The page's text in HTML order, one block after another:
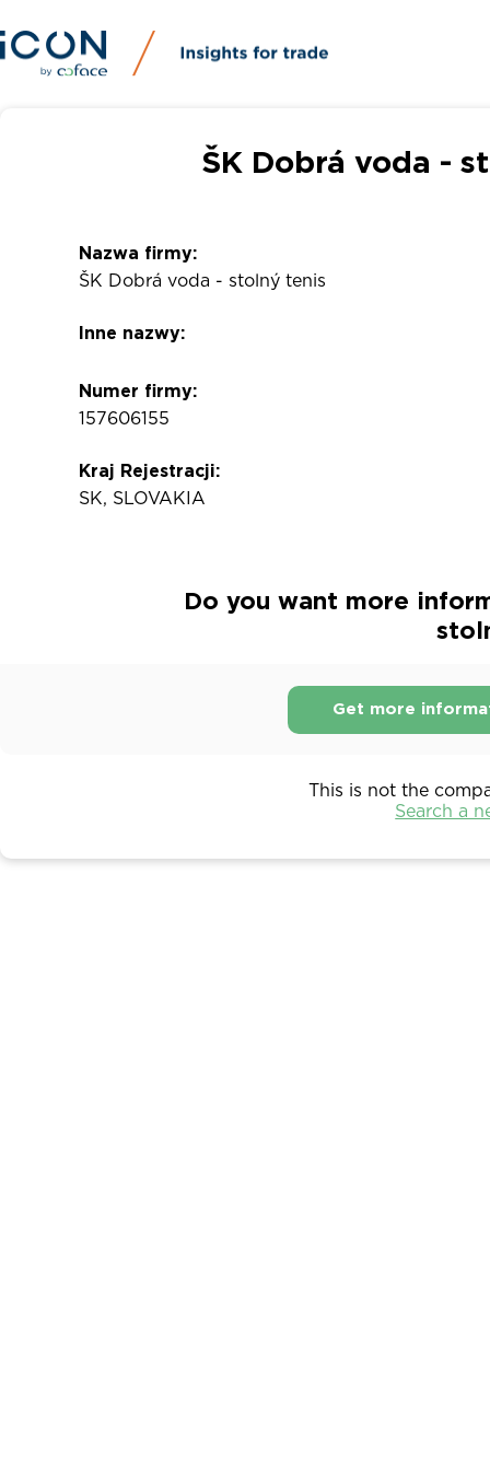
ŠK Dobrá voda -
Nazwa firmy:
ŠK Dobrá voda - stolný tenis
Inne nazwy:
Numer firmy:
157606155
Kraj Rejestracji:
SK, SLOVAKIA
Do you want more
Get more
This is not the
Search a